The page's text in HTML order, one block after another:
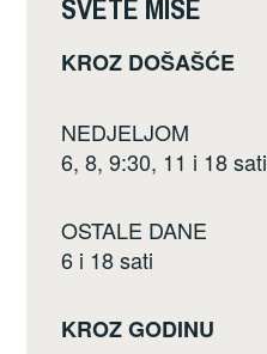
b
o
o
k
SVETE MISE
KROZ DOŠAŠĆE
NEDJELJOM
6, 8, 9:30, 11 i 18 sati
OSTALE DANE
6 i 18 sati
KROZ GODINU